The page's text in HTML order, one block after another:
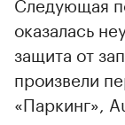
оказалась
защита от
произвели
«Паркинг»,